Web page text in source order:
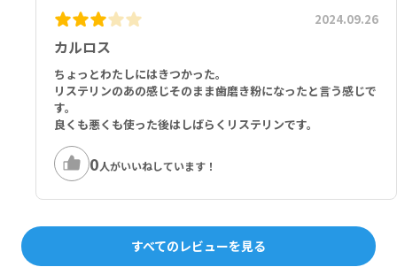
カルロス
2024.09.26
ちょっとわたしにはきつかった。
リステリンのあの感じそのまま歯磨き粉になったと言う感じで
す。
良くも悪くも使った後はしばらくリステリンです。
0人がいいねしています！
すべてのレビューを見る